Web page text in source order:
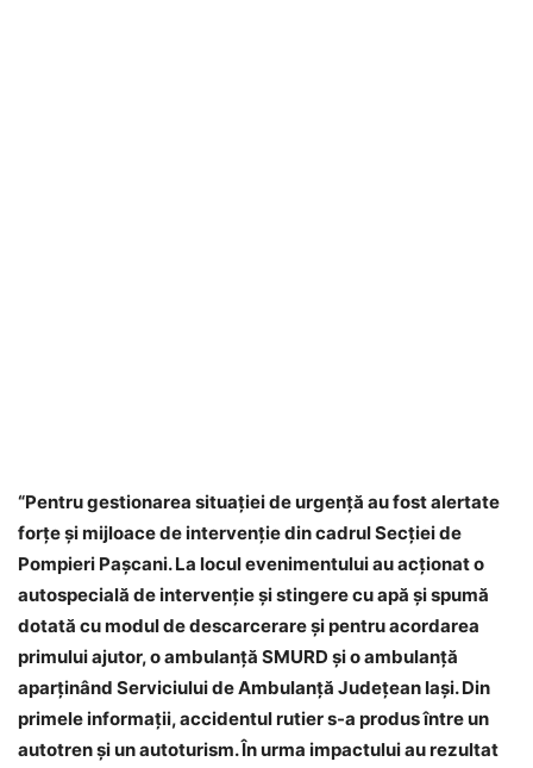
“Pentru gestionarea situației de urgență au fost alertate
forțe și mijloace de intervenție din cadrul Secției de
Pompieri Pașcani. La locul evenimentului au acționat o
autospecială de intervenție și stingere cu apă și spumă
dotată cu modul de descarcerare și pentru acordarea
primului ajutor, o ambulanță SMURD și o ambulanță
aparținând Serviciului de Ambulanță Județean Iași.Din
primele informații, accidentul rutier s-a produs între un
autotren și un autoturism. În urma impactului au rezultat